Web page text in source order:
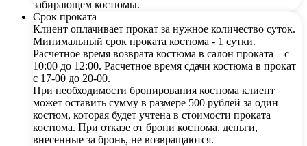
забирающем костюмы.
Срок проката
Клиент оплачивает прокат за нужное количество суток.
Минимальный срок проката костюма - 1 сутки.
Расчетное время возврата костюма в салон проката – с
10:00 до 12:00. Расчетное время сдачи костюма в прокат
с 17-00 до 20-00.
При необходимости бронирования костюма клиент
может оставить сумму в размере 500 рублей за один
костюм, которая будет учтена в стоимости проката
костюма. При отказе от брони костюма, деньги,
внесенные за бронь, не возвращаются.